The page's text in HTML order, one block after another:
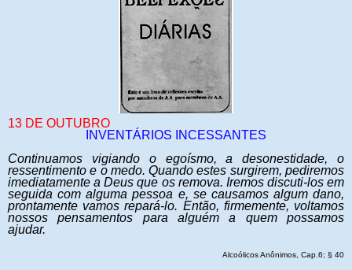
13 DE OUTUBRO
INVENTÁRIOS INCESSANTES
Continuamos vigiando o egoísmo, a desonestidade, o
ressentimento e o medo. Quando estes surgirem, pediremos
imediatamente a Deus que os remova. Iremos discuti-los em
seguida com alguma pessoa e, se causamos algum dano,
prontamente vamos repará-lo. Então, firmemente, voltamos
nossos pensamentos para alguém a quem possamos
ajudar.
Alcoólicos Anônimos, Cap.6; § 40